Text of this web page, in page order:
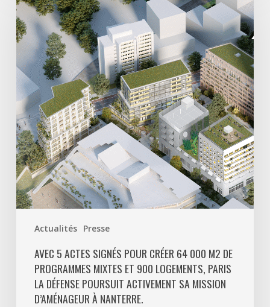
Actualités Presse
actes
signés
pour
créer
000
m2
de
programmes
mixtes
et
900
logements,
Défense
poursuit
activement
AVEC 5 ACTES SIGNÉS POUR CRÉER 64 000 M2 DE
PROGRAMMES MIXTES ET 900 LOGEMENTS, PARIS
LA DÉFENSE POURSUIT ACTIVEMENT SA MISSION
D’AMÉNAGEUR À NANTERRE.